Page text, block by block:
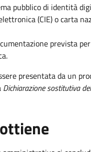
pubblico di identità
(CIE) o carta
prevista
presentata da un
Dichiarazione sostitutiva